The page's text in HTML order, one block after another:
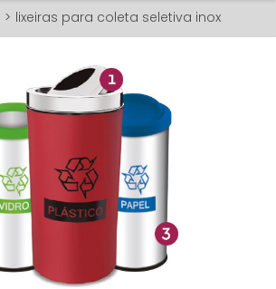
lixeiras para coleta seletiva inox